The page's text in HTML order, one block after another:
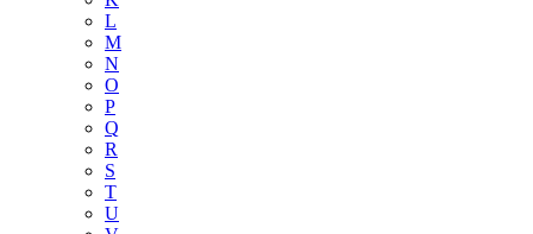
L
M
N
O
P
Q
R
S
T
U